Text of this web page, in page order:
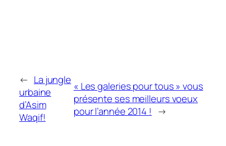
← La jungle
urbaine
d’Asim
Waqif!
« Les galeries pour tous » vous
présente ses meilleurs voeux
pour l’année 2014 ! →